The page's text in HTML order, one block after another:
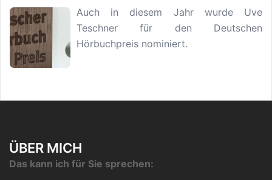
Auch in diesem Jahr wurde Uve
Teschner für den Deutschen
Hörbuchpreis nominiert.
ÜBER MICH
Das kann ich für Sie sprechen: